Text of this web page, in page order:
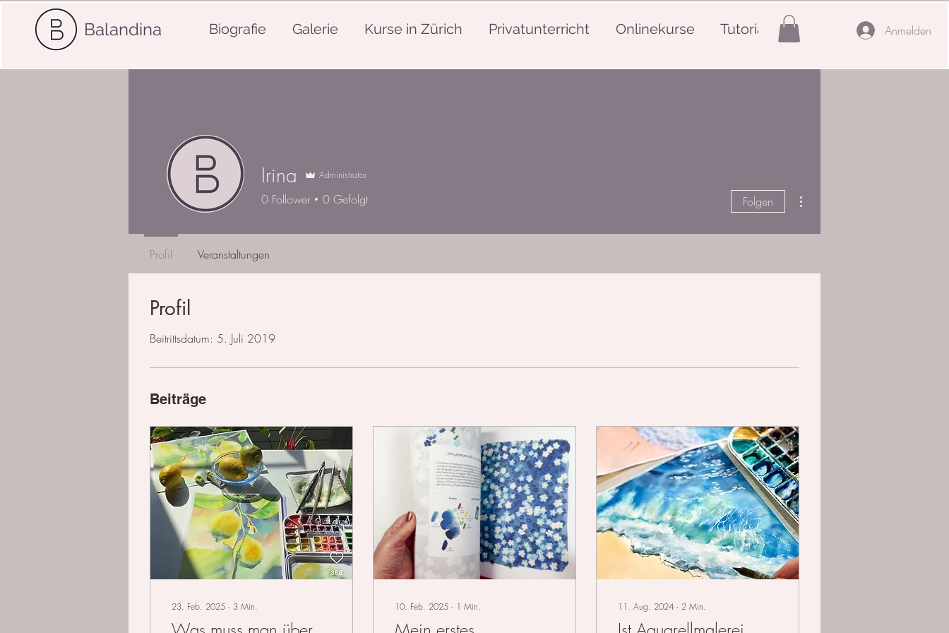
Balandina Biografie Galerie Kurse in Zürich Privatunterricht Onlinekurse Tutorials Anmelden
Profil
Beitrittsdatum: 5. Juli 2019
Beiträge
23. Feb. 2025 ∙ 3 Min. 10. Feb. 2025 ∙ 1 Min. 11. Aug. 2024 ∙ 2 Min.
Irina Administrator
0 Follower 0 Gefolgt Folgen
Profil Veranstaltungen